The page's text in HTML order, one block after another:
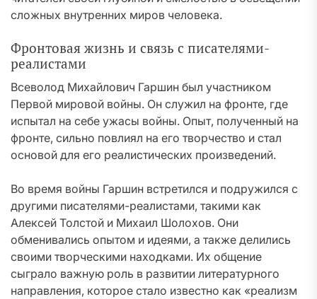
сложных внутренних миров человека.
Фронтовая жизнь и связь с писателями-
реалистами
Всеволод Михайлович Гаршин был участником
Первой мировой войны. Он служил на фронте, где
испытал на себе ужасы войны. Опыт, полученный на
фронте, сильно повлиял на его творчество и стал
основой для его реалистических произведений.
Во время войны Гаршин встретился и подружился с
другими писателями-реалистами, такими как
Алексей Толстой и Михаил Шолохов. Они
обменивались опытом и идеями, а также делились
своими творческими находками. Их общение
сыграло важную роль в развитии литературного
направления, которое стало известно как «реализм